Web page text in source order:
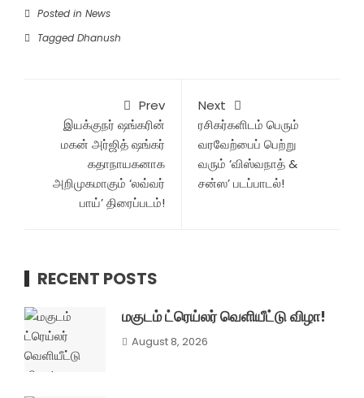
Posted in News
Tagged Dhanush
Prev
இயக்குநர் ஷங்கரின்
மகன் அர்ஜித் ஷங்கர்
கதாநாயகனாக
அறிமுகமாகும் ‘லவ்வர்
பாய்’ திரைப்படம்!
Next
ரசிகர்களிடம் பெரும்
வரவேற்பைப் பெற்று
வரும் ‘விஸ்வநாத் &
சன்ஸ’ படப்பாடல்!
RECENT POSTS
மகுடம் ட்ரெய்லர் வெளியீட்டு விழா!
August 8, 2026